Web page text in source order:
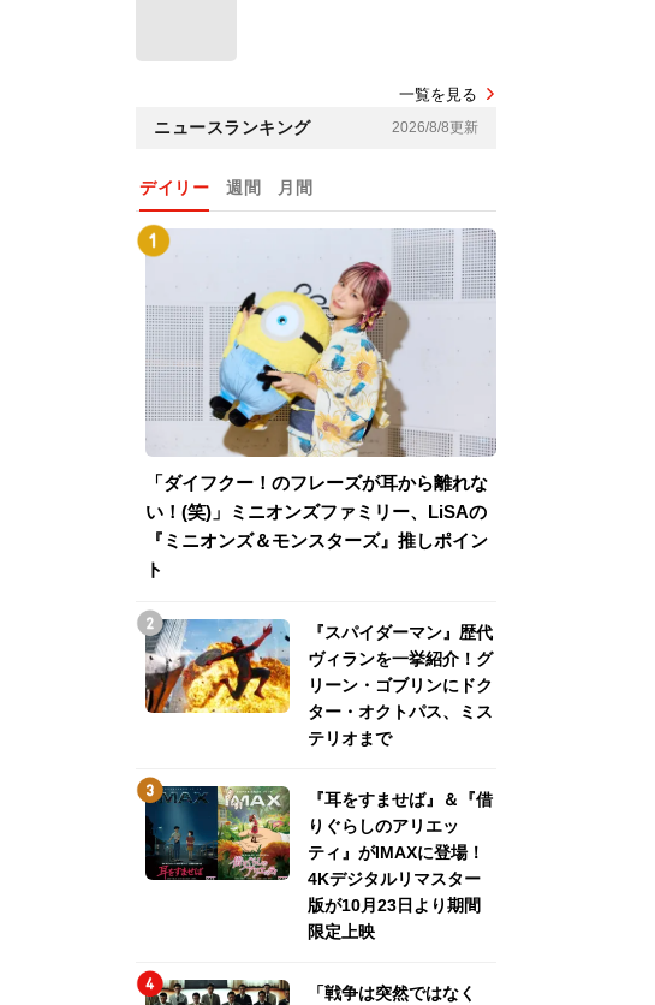
一覧を見る
ニュースランキング 2026/8/8更新
デイリー 週間 月間
「ダイフクー！のフレーズが耳から離れな
い！(笑)」ミニオンズファミリー、LiSAの
『ミニオンズ＆モンスターズ』推しポイン
ト
『スパイダーマン』歴代
ヴィランを一挙紹介！グ
リーン・ゴブリンにドク
ター・オクトパス、ミス
テリオまで
『耳をすませば』＆『借
りぐらしのアリエッ
ティ』がIMAXに登場！
4Kデジタルリマスター
版が10月23日より期間
限定上映
「戦争は突然ではなく